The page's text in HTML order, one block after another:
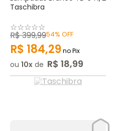
Taschibra
☆☆☆☆☆
R$399,9954% OFF
R$ 184,29no Pix
ou 10 de R$ 18,99